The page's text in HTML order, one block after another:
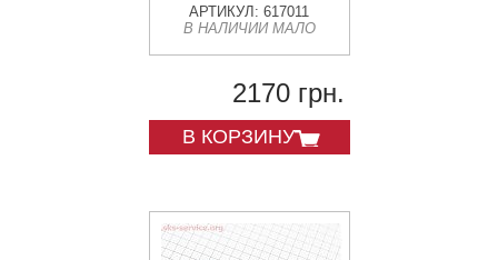
АРТИКУЛ: 617011
В НАЛИЧИИ МАЛО
2170 грн.
В КОРЗИНУ